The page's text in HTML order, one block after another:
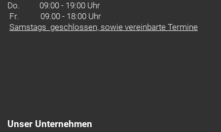
Do.
09:00 - 19:00 Uhr
Fr. 09.00 - 18:00 Uhr
Samstags geschlossen, sowie vereinbarte Termine
Unser Unternehmen